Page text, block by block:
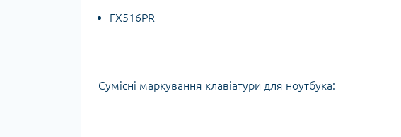
FX516PR
Сумісні маркування клавіатури для ноутбука: